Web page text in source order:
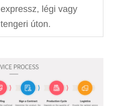
expressz, légi vagy
tengeri úton.